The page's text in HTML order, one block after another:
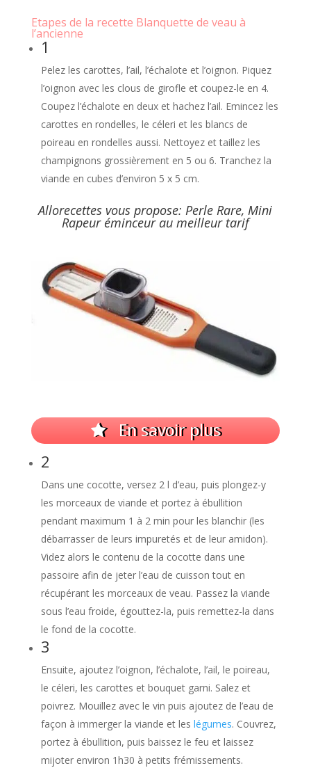
Etapes de la recette Blanquette de veau à
l’ancienne
1
Pelez les carottes, l’ail, l’échalote et l’oignon. Piquez
l’oignon avec les clous de girofle et coupez-le en 4.
Coupez l’échalote en deux et hachez l’ail. Emincez les
carottes en rondelles, le céleri et les blancs de
poireau en rondelles aussi. Nettoyez et taillez les
champignons grossièrement en 5 ou 6. Tranchez la
viande en cubes d’environ 5 x 5 cm.
Allorecettes vous propose: Perle Rare, Mini
Rapeur éminceur au meilleur tarif
En savoir plus
2
Dans une cocotte, versez 2 l d’eau, puis plongez-y
les morceaux de viande et portez à ébullition
pendant maximum 1 à 2 min pour les blanchir (les
débarrasser de leurs impuretés et de leur amidon).
Videz alors le contenu de la cocotte dans une
passoire afin de jeter l’eau de cuisson tout en
récupérant les morceaux de veau. Passez la viande
sous l’eau froide, égouttez-la, puis remettez-la dans
le fond de la cocotte.
3
Ensuite, ajoutez l’oignon, l’échalote, l’ail, le poireau,
le céleri, les carottes et bouquet garni. Salez et
poivrez. Mouillez avec le vin puis ajoutez de l’eau de
façon à immerger la viande et les légumes. Couvrez,
portez à ébullition, puis baissez le feu et laissez
mijoter environ 1h30 à petits frémissements.